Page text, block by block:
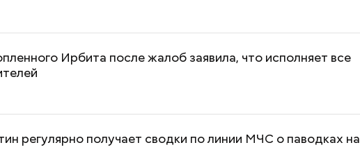
Ирбита после жалоб заявила, что исполняет все
регулярно получает сводки по линии МЧС о паводках на